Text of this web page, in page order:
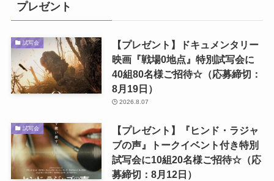
プレゼント
試写会
【プレゼント】ドキュメンタリー
映画『戦場0地点』特別試写会に
40組80名様ご招待☆（応募締切：
8月19日）
2026.8.07
試写会
【プレゼント】『ヒンド・ラジャ
ブの声』トークイベント付き特別
試写会に10組20名様ご招待☆（応
募締切：8月12日）